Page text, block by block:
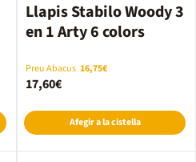
Llapis Stabilo Woody 3
en 1 Arty 6 colors
Preu Abacus 16,75€
17,60€
Afegir a la cistella